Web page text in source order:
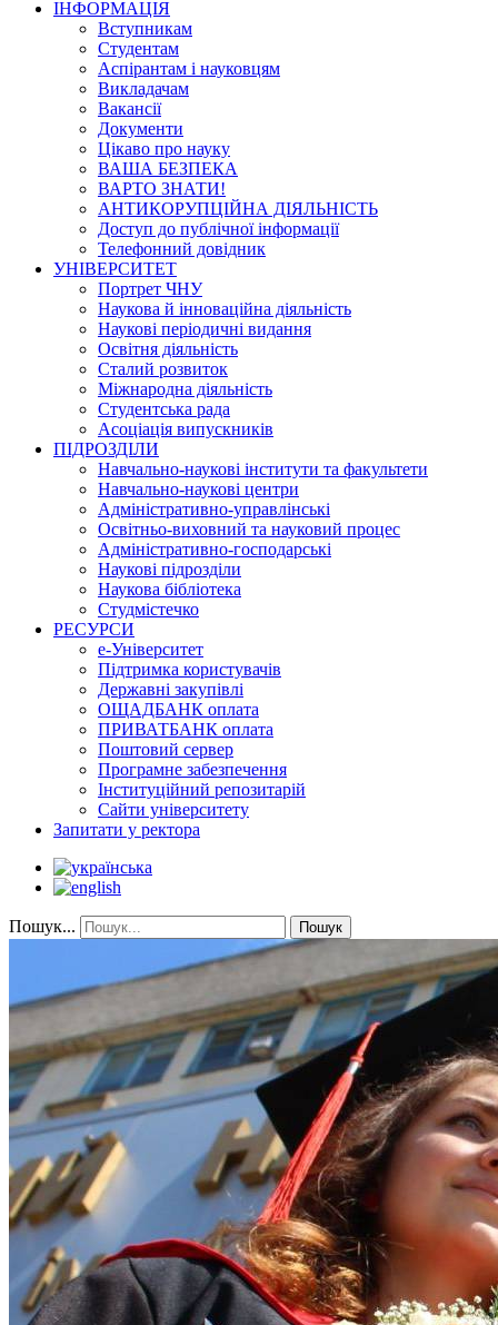
ІНФОРМАЦІЯ
Вступникам
Студентам
Аспірантам і науковцям
Викладачам
Вакансії
Документи
Цікаво про науку
ВАША БЕЗПЕКА
ВАРТО ЗНАТИ!
АНТИКОРУПЦІЙНА ДІЯЛЬНІСТЬ
Доступ до публічної інформації
Телефонний довідник
УНІВЕРСИТЕТ
Портрет ЧНУ
Наукова й інноваційна діяльність
Наукові періодичні видання
Освітня діяльність
Сталий розвиток
Міжнародна діяльність
Студентська рада
Асоціація випускників
ПІДРОЗДІЛИ
Навчально-наукові інститути та факультети
Навчально-наукові центри
Адміністративно-управлінські
Освітньо-виховний та науковий процес
Адміністративно-господарські
Наукові підрозділи
Наукова бібліотека
Студмістечко
РЕСУРСИ
е-Університет
Підтримка користувачів
Державні закупівлі
ОЩАДБАНК оплата
ПРИВАТБАНК оплата
Поштовий сервер
Програмне забезпечення
Інституційний репозитарій
Сайти університету
Запитати у ректора
Пошук... Пошук